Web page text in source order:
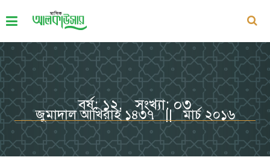
বর্ষ: ১২, সংখ্যা: ০৩
জুমাদাল আখিরাহ ১৪৩৭ || মার্চ ২০১৬